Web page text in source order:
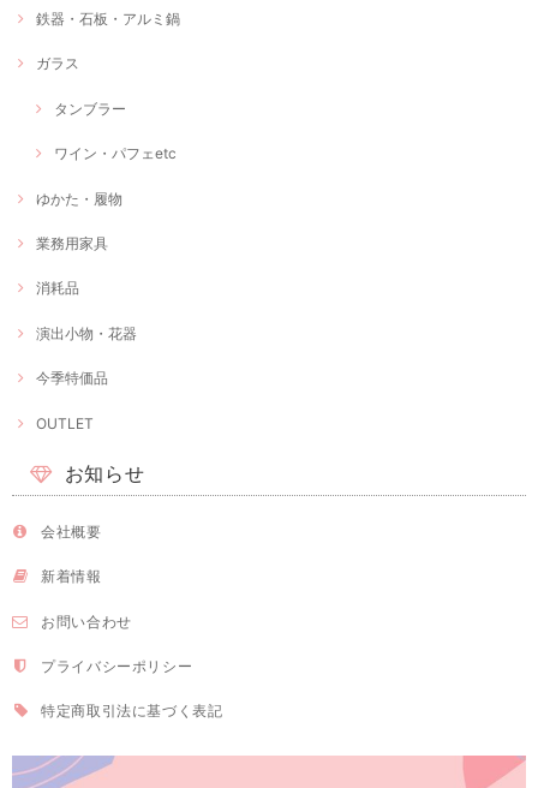
鉄器・石板・アルミ鍋
ガラス
タンブラー
ワイン・パフェetc
ゆかた・履物
業務用家具
消耗品
演出小物・花器
今季特価品
OUTLET
お知らせ
会社概要
新着情報
お問い合わせ
プライバシーポリシー
特定商取引法に基づく表記